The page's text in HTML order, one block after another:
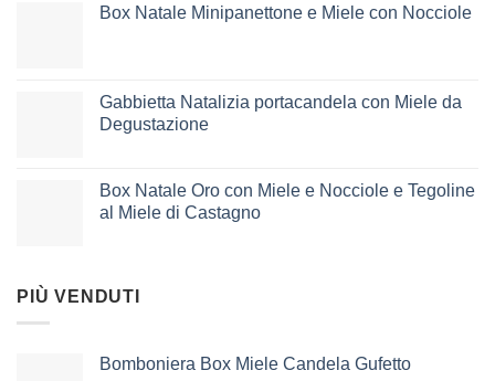
Box Natale Minipanettone e Miele con Nocciole
Gabbietta Natalizia portacandela con Miele da
Degustazione
Box Natale Oro con Miele e Nocciole e Tegoline
al Miele di Castagno
PIÙ VENDUTI
Bomboniera Box Miele Candela Gufetto